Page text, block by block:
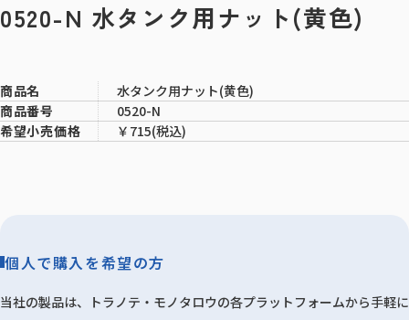
0520-N 水タンク用ナット(黄色)
商品名
水タンク用ナット(黄色)
商品番号
0520-N
希望小売価格
￥715(税込)
個人で購入を希望の方
当社の製品は、トラノテ・モノタロウの各プラットフォームから手軽に